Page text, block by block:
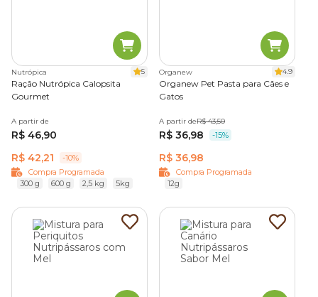
Nutrópica 5
Ração Nutrópica Calopsita
Gourmet
A partir de
R$ 46,90
R$ 42,21
-10%
Compra Programada
300 g
600 g 2,5 kg 5kg
Organew 4.9
Organew Pet Pasta para Cães e
Gatos
A partir deR$ 43,50
R$ 36,98 -15%
R$ 36,98
Compra Programada
12g